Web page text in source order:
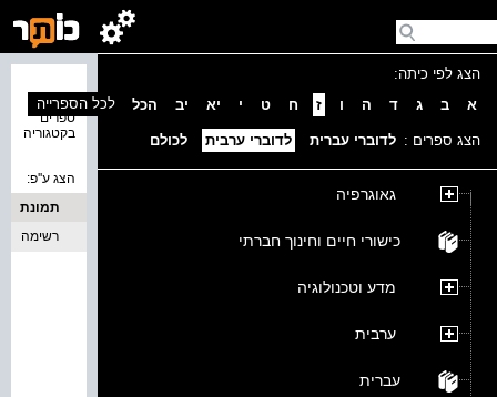
הצג לפי כיתה:
א
ב ג ד ה ו ז ח ט י יא יב הכל
הצג ספרים : לדוברי עברית לדוברי ערבית לכולם
גאוגרפיה
כישורי חיים וחינוך חברתי
מדע וטכנולוגיה
ערבית
עברית
ספרים
בקטגוריה
לכל הספרייה
הצג ע''פ:
תמונת
כריכה
רשימה